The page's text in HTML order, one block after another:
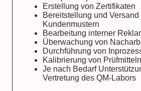
Erstellung von Zertifikaten
Bereitstellung und Versand
Kundenmustern
Bearbeitung interner
Überwachung von
Durchführung von
Kalibrierung von Prüfmitteln
Je nach Bedarf
Vertretung des QM‑Labors